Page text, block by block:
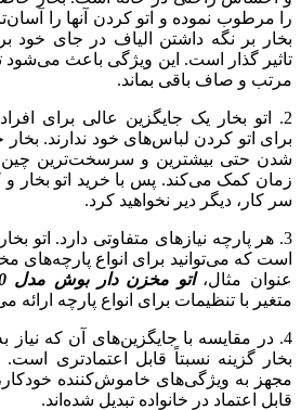
را مرطوب نموده و اتو کردن آنها را
بخار بر نگه داشتن الیاف در جای خود
تاثیر گذار است. این ویژگی باعث
مرتب و صاف باقی بماند.
2. اتو بخار یک جایگزین عالی برای
برای اتو کردن لباس‌های خود ندارند.
شدن حتی بیشترین و سرسخت‌ترین چین
زمان کمک می‌کند. پس با خرید اتو بخار و
سر کار، دیگر دیر نخواهید کرد.
3. هر پارچه نیازهای متفاوتی دارد. اتو
است که می‌توانید برای انواع پارچه‌های
عنوان مثال،اتو مخزن دار بوش مدل TDS6080
متغیر با تنظیمات برای انواع پارچه ارائه
4. در مقایسه با جایگزین‌های آن که نیاز
بخار گزینه نسبتاً قابل اعتمادتری
مجهز به ویژگی‌های خاموش‌کننده
قابل اعتماد در خانواده‌ تبدیل شده‌اند.